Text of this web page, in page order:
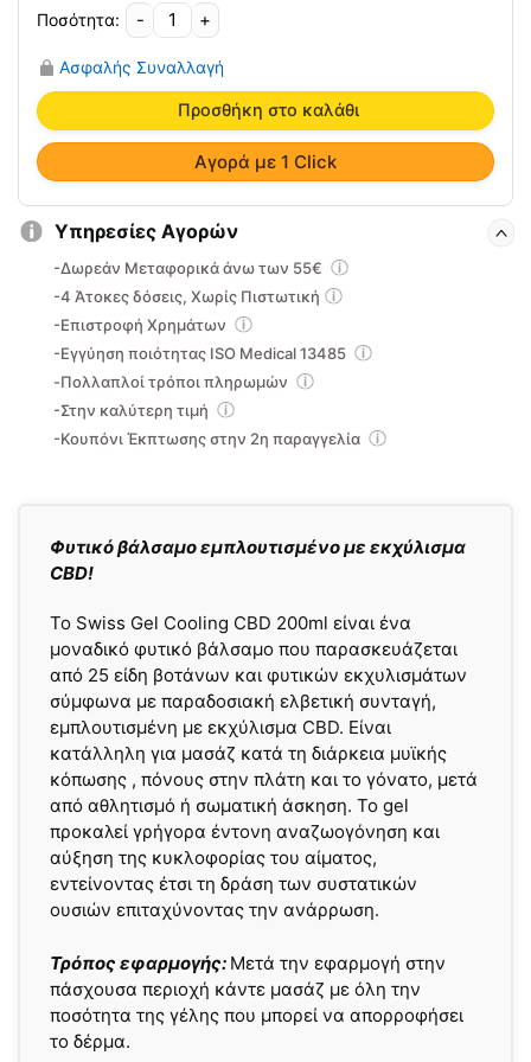
Φυτικό βάλσαμο εμπλουτισμένο με εκχύλισμα
CBD!
Το Swiss Gel Cooling CBD 200ml είναι ένα
μοναδικό φυτικό βάλσαμο που παρασκευάζεται
από 25 είδη βοτάνων και φυτικών εκχυλισμάτων
σύμφωνα με παραδοσιακή ελβετική συνταγή,
εμπλουτισμένη με εκχύλισμα CBD. Είναι
κατάλληλη για μασάζ κατά τη διάρκεια μυϊκής
κόπωσης , πόνους στην πλάτη και το γόνατο, μετά
από αθλητισμό ή σωματική άσκηση. Το gel
προκαλεί γρήγορα έντονη αναζωογόνηση και
αύξηση της κυκλοφορίας του αίματος,
εντείνοντας έτσι τη δράση των συστατικών
ουσιών επιταχύνοντας την ανάρρωση.
Τρόπος εφαρμογής: Μετά την εφαρμογή στην
πάσχουσα περιοχή κάντε μασάζ με όλη την
ποσότητα της γέλης που μπορεί να απορροφήσει
το δέρμα.
-
Swiss
Gel
Cooling
CBD
200ml
22-
242-
005
ποσότητα
+
Ασφαλής Συναλλαγή
Προσθήκη στο καλάθι
Αγορά με 1 Click
Υπηρεσίες Αγορών
-Δωρεάν Μεταφορικά άνω των 55€
-4 Άτοκες δόσεις, Χωρίς Πιστωτική
-Επιστροφή Χρημάτων
-Εγγύηση ποιότητας ISO Medical 13485
-Πολλαπλοί τρόποι πληρωμών
-Στην καλύτερη τιμή
-Κουπόνι Έκπτωσης στην 2η παραγγελία